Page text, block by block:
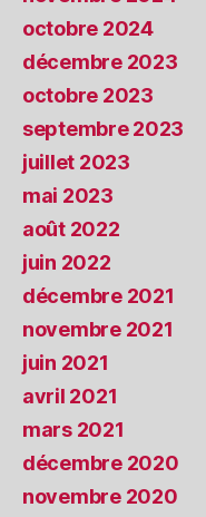
octobre 2024
décembre 2023
octobre 2023
septembre 2023
juillet 2023
mai 2023
août 2022
juin 2022
décembre 2021
novembre 2021
juin 2021
avril 2021
mars 2021
décembre 2020
novembre 2020